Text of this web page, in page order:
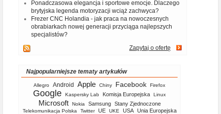
Ponadczasowa elegancja i sportowe emocje. Dlaczego
brytyjska legenda motoryzacji wciąż zachwyca?
Frezer CNC Holandia - jak praca na nowoczesnych
obrabiarkach nowej generacji przyciąga najlepszych
specjalistów?
Zapytaj o ofertę
Najpopularniejsze tematy artykułów
Allegro Android Apple Chiny Facebook Firefox
Google Kaspersky Lab Komisja Europejska Linux
Microsoft Nokia Samsung Stany Zjednoczone
Telekomunikacja Polska Twitter UE UKE USA Unia Europejska